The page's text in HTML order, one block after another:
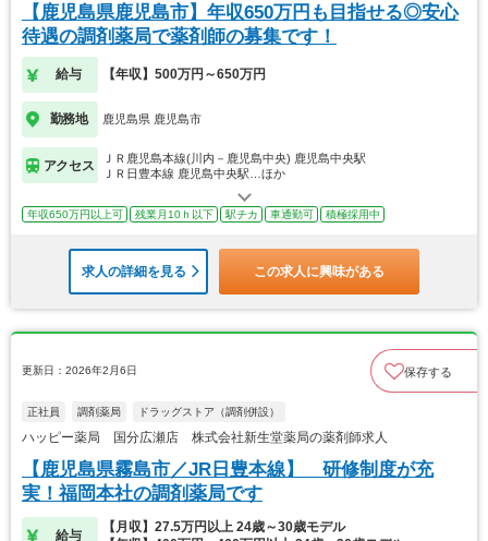
【鹿児島県鹿児島市】年収650万円も目指せる◎安心
待遇の調剤薬局で薬剤師の募集です！
給与 【年収】500万円～650万円
勤務地 鹿児島県 鹿児島市
アクセス
ＪＲ鹿児島本線(川内－鹿児島中央) 鹿児島中央駅
ＪＲ日豊本線 鹿児島中央駅…ほか
年収650万円以上可 残業月10ｈ以下 駅チカ 車通勤可 積極採用中
求人の詳細を見る この求人に興味がある
更新日：2026年2月6日 保存する
正社員 調剤薬局 ドラッグストア（調剤併設）
ハッピー薬局 国分広瀬店 株式会社新生堂薬局の薬剤師求人
【鹿児島県霧島市／JR日豊本線】 研修制度が充
実！福岡本社の調剤薬局です
給与
【月収】27.5万円以上 24歳～30歳モデル